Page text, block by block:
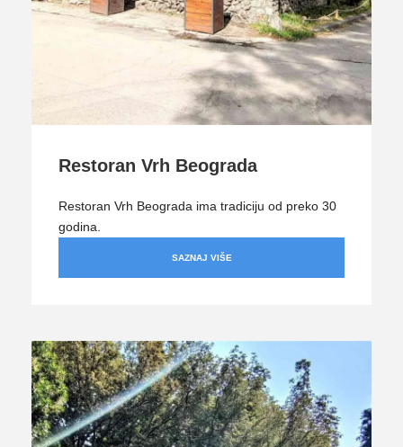
Restoran Vrh Beograda
Restoran Vrh Beograda ima tradiciju od preko 30
godina.
SAZNAJ VIŠE